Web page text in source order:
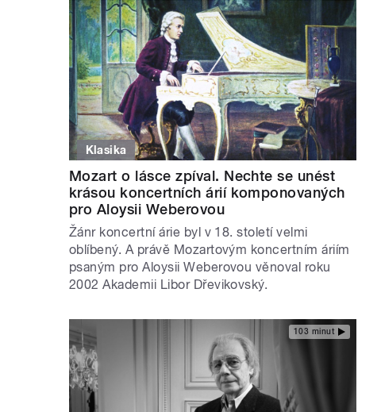
Klasika
Mozart o lásce zpíval. Nechte se unést
krásou koncertních árií komponovaných
pro Aloysii Weberovou
Žánr koncertní árie byl v 18. století velmi
oblíbený. A právě Mozartovým koncertním áriím
psaným pro Aloysii Weberovou věnoval roku
2002 Akademii Libor Dřevikovský.
103 minut